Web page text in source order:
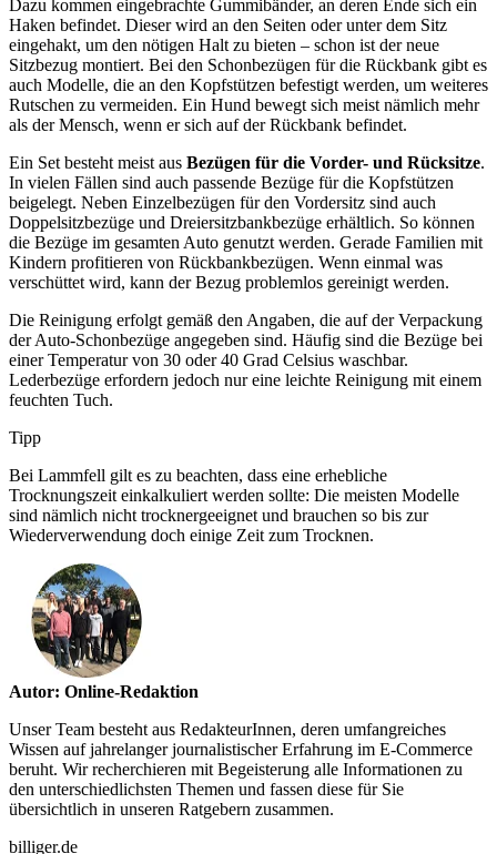
Dazu kommen eingebrachte Gummibänder, an deren Ende sich ein
Haken befindet. Dieser wird an den Seiten oder unter dem Sitz
eingehakt, um den nötigen Halt zu bieten – schon ist der neue
Sitzbezug montiert. Bei den Schonbezügen für die Rückbank gibt es
auch Modelle, die an den Kopfstützen befestigt werden, um weiteres
Rutschen zu vermeiden. Ein Hund bewegt sich meist nämlich mehr
als der Mensch, wenn er sich auf der Rückbank befindet.
Ein Set besteht meist aus Bezügen für die Vorder- und Rücksitze.
In vielen Fällen sind auch passende Bezüge für die Kopfstützen
beigelegt. Neben Einzelbezügen für den Vordersitz sind auch
Doppelsitzbezüge und Dreiersitzbankbezüge erhältlich. So können
die Bezüge im gesamten Auto genutzt werden. Gerade Familien mit
Kindern profitieren von Rückbankbezügen. Wenn einmal was
verschüttet wird, kann der Bezug problemlos gereinigt werden.
Die Reinigung erfolgt gemäß den Angaben, die auf der Verpackung
der Auto-Schonbezüge angegeben sind. Häufig sind die Bezüge bei
einer Temperatur von 30 oder 40 Grad Celsius waschbar.
Lederbezüge erfordern jedoch nur eine leichte Reinigung mit einem
feuchten Tuch.
Tipp
Bei Lammfell gilt es zu beachten, dass eine erhebliche
Trocknungszeit einkalkuliert werden sollte: Die meisten Modelle
sind nämlich nicht trocknergeeignet und brauchen so bis zur
Wiederverwendung doch einige Zeit zum Trocknen.
Autor: Online-Redaktion
Unser Team besteht aus RedakteurInnen, deren umfangreiches
Wissen auf jahrelanger journalistischer Erfahrung im E-Commerce
beruht. Wir recherchieren mit Begeisterung alle Informationen zu
den unterschiedlichsten Themen und fassen diese für Sie
übersichtlich in unseren Ratgebern zusammen.
billiger.de